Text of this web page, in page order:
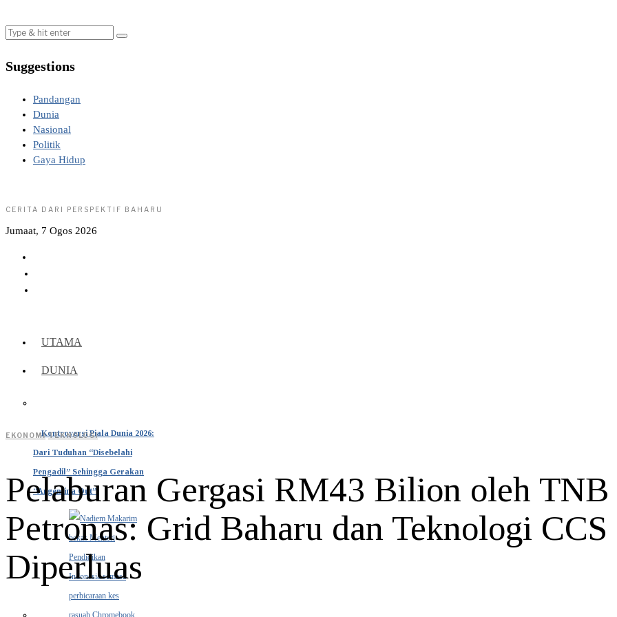
Suggestions
Pandangan
Dunia
Nasional
Politik
Gaya Hidup
CERITA DARI PERSPEKTIF BAHARU
Jumaat, 7 Ogos 2026
UTAMA
DUNIA
Kontroversi Piala Dunia 2026:
Dari Tuduhan “Disebelahi
Pengadil” Sehingga Gerakan
“Argentina Out”
EKONOMI·TEKNOLOGI
Pelaburan Gergasi RM43 Bilion oleh
Petronas: Grid Baharu dan Teknologi CCS
Diperluas